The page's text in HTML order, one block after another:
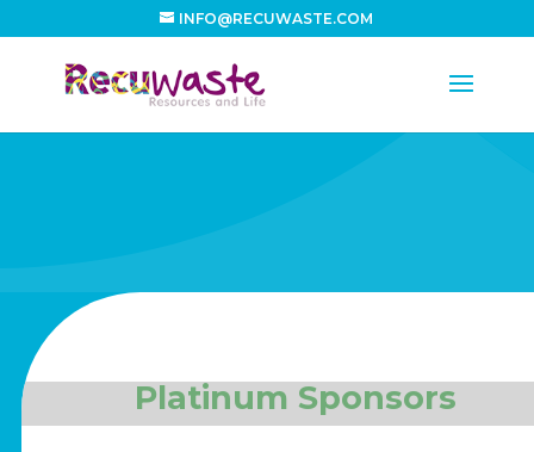
INFO@RECUWASTE.COM
Platinum Sponsors